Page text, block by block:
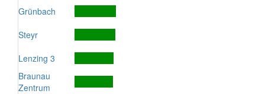
Grünbach
Steyr
Lenzing 3
Braunau
Zentrum